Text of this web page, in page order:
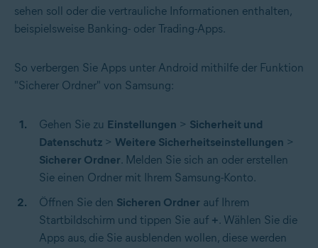
sehen soll oder die vertrauliche Informationen enthalten,
beispielsweise Banking- oder Trading-Apps.
So verbergen Sie Apps unter Android mithilfe der Funktion
"Sicherer Ordner" von Samsung:
Gehen Sie zu Einstellungen > Sicherheit und
Datenschutz > Weitere Sicherheitseinstellungen >
Sicherer Ordner. Melden Sie sich an oder erstellen
Sie einen Ordner mit Ihrem Samsung-Konto.
Öffnen Sie den Sicheren Ordner auf Ihrem
Startbildschirm und tippen Sie auf +. Wählen Sie die
Apps aus, die Sie ausblenden wollen, diese werden